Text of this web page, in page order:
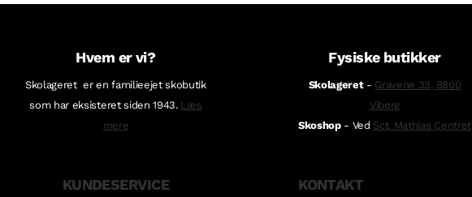
Hvem er vi?
Skolageret er en familieejet skobutik
som har eksisteret siden 1943. Læs
mere
Fysiske butikker
Skolageret- Gravene 33, 8800
Viborg
Skoshop- Ved Sct. Mathias Centret
KUNDESERVICE KONTAKT